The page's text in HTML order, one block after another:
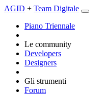
AGID + Team Digitale
Piano Triennale
Le community
Developers
Designers
Gli strumenti
Forum